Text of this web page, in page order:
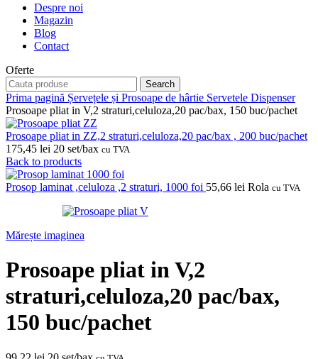
Despre noi
Magazin
Blog
Contact
Oferte
Search
Prima pagină Șervețele și Prosoape de hârtie Servetele Dispenser
Prosoape pliat in V,2 straturi,celuloza,20 pac/bax, 150 buc/pachet
Prosoape pliat in ZZ,2 straturi,celuloza,20 pac/bax , 200 buc/pachet
175,45 lei 20 set/bax cu TVA
Back to products
Prosop laminat ,celuloza ,2 straturi, 1000 foi 55,66 lei Rola cu TVA
Mărește imaginea
Prosoape pliat in V,2
straturi,celuloza,20 pac/bax,
150 buc/pachet